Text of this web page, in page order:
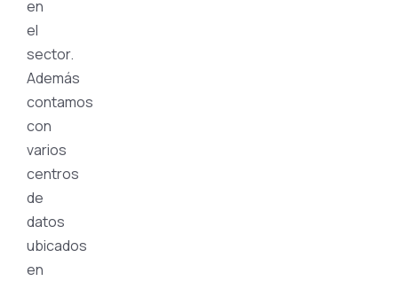
en
el
sector.
Además
contamos
con
varios
centros
de
datos
ubicados
en